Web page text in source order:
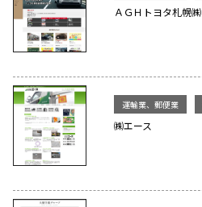
ＡＧＨトヨタ札幌㈱
運輸業、郵便業
㈱エース